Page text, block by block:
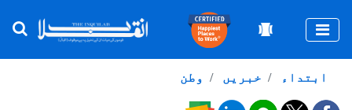
وطن خبریں ابتداء